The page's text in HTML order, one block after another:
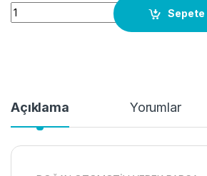
88481572 KİLEMETRE GÖSTERGESİ-
Sepete
Açıklama Yorumlar